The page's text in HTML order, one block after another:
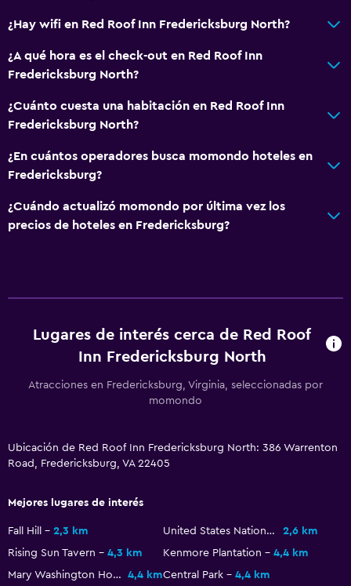
General
Habitaciones familiares
Teléfono
Posibilidad de habitaciones conectadas
Lavandería
Lavandería
Habitación
Despertador
Zona de trabajo
Escritorio
Servicio de despertador
Recepción 24 horas
Estacionamiento y transporte
¿Hay wifi en Red Roof Inn Fredericksburg North?
¿A qué hora es el check-out en Red Roof Inn
Fredericksburg North?
¿Cuánto cuesta una habitación en Red Roof Inn
Fredericksburg North?
¿En cuántos operadores busca momondo hoteles en
Fredericksburg?
¿Cuándo actualizó momondo por última vez los
precios de hoteles en Fredericksburg?
Lugares de interés cerca de Red Roof
Inn Fredericksburg North
Atracciones en Fredericksburg, Virginia, seleccionadas por
momondo
Ubicación de Red Roof Inn Fredericksburg North: 386 Warrenton
Road, Fredericksburg, VA 22405
Mejores lugares de interés
Fall Hill 2,3 km United States National Slavery Museum
2,6 km
Rising Sun Tavern
4,3 km Kenmore Plantation
4,4 km
Mary Washington House
4,4 kmCentral Park
4,4 km